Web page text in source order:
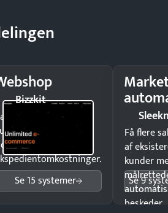
Bizzkit
produkter 24/7 til
i hele landet
Se 15 systemer
Få flere
af
kunder
beskeder.
Se 9